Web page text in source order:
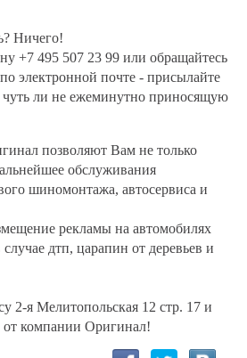
Ничего!
+7 495 507 23 99 или обращайтесь
электронной почте - присылайте
ли не ежеминутно приносящую
позволяют Вам не только
обслуживания
шиномонтажа, автосервиса и
рекламы на автомобилях
дтп, царапин от деревьев и
2-я Мелитопольская 12 стр. 17 и
от компании Оригинал!